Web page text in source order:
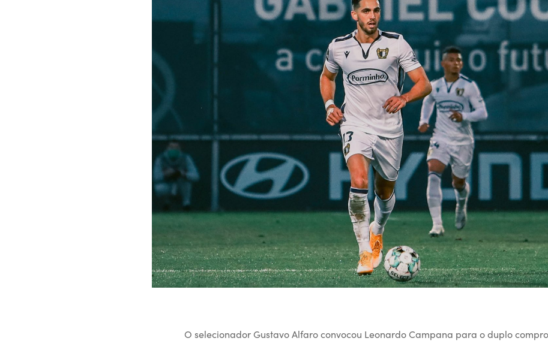
O selecionador Gustavo Alfaro convocou Leonardo Campana para o duplo